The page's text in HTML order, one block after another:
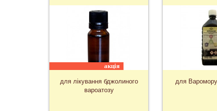
акція
для лікування бджолиного
вароатозу
для